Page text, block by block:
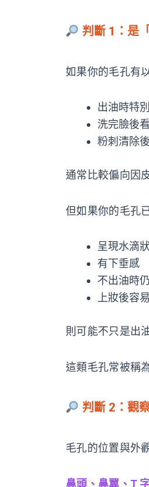
判斷 1：是
如果你的毛孔有
出油時特
洗完臉後
粉刺清除
通常比較偏向因
但如果你的毛孔
呈現水滴
有下垂感
不出油時
上妝後容
則可能不只是出
這類毛孔常被稱
判斷 2：觀
毛孔的位置與外
鼻頭、鼻翼、T